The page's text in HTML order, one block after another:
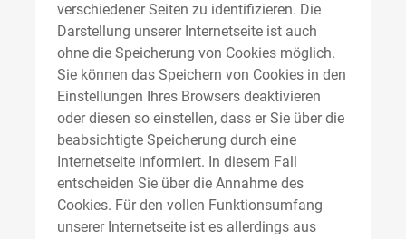
verschiedener Seiten zu identifizieren. Die
Darstellung unserer Internetseite ist auch
ohne die Speicherung von Cookies möglich.
Sie können das Speichern von Cookies in den
Einstellungen Ihres Browsers deaktivieren
oder diesen so einstellen, dass er Sie über die
beabsichtigte Speicherung durch eine
Internetseite informiert. In diesem Fall
entscheiden Sie über die Annahme des
Cookies. Für den vollen Funktionsumfang
unserer Internetseite ist es allerdings aus